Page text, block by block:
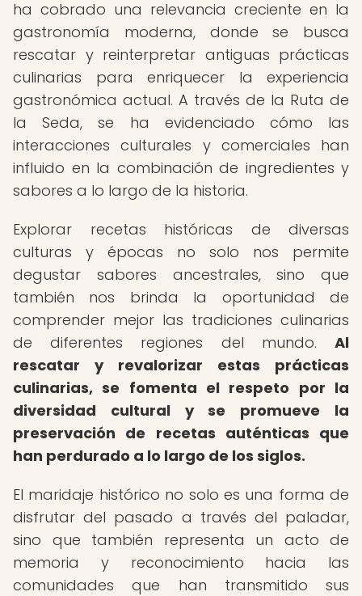
ha cobrado una relevancia creciente en la
gastronomía moderna, donde se busca
rescatar y reinterpretar antiguas prácticas
culinarias para enriquecer la experiencia
gastronómica actual. A través de la Ruta de
la Seda, se ha evidenciado cómo las
interacciones culturales y comerciales han
influido en la combinación de ingredientes y
sabores a lo largo de la historia.
Explorar recetas históricas de diversas
culturas y épocas no solo nos permite
degustar sabores ancestrales, sino que
también nos brinda la oportunidad de
comprender mejor las tradiciones culinarias
de diferentes regiones del mundo. Al
rescatar y revalorizar estas prácticas
culinarias, se fomenta el respeto por la
diversidad cultural y se promueve la
preservación de recetas auténticas que
han perdurado a lo largo de los siglos.
El maridaje histórico no solo es una forma de
disfrutar del pasado a través del paladar,
sino que también representa un acto de
memoria y reconocimiento hacia las
comunidades que han transmitido sus